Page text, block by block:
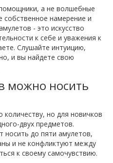
а не волшебные
собственное намерение и
- это искусство
к себе и уважения к
Слушайте интуицию,
и вы найдете свою
можно носить
количеству, но для новичков
двух предметов.
носить до пяти амулетов,
и не конфликтуют между
к своему самочувствию.